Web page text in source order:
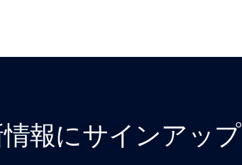
報にサインアップ